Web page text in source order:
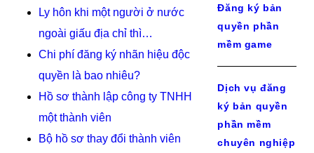
Ly hôn khi một người ở nước
ngoài giấu địa chỉ thì…
Chi phí đăng ký nhãn hiệu độc
quyền là bao nhiêu?
Hồ sơ thành lập công ty TNHH
một thành viên
Bộ hồ sơ thay đổi thành viên
Đăng ký bản
quyền phần
mềm game
Dịch vụ đăng
ký bản quyền
phần mềm
chuyên nghiệp